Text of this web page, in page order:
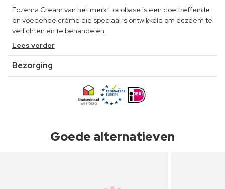
Eczema Cream van het merk Locobase is een doeltreffende
en voedende crème die speciaal is ontwikkeld om eczeem te
verlichten en te behandelen.
Lees verder
Bezorging
Goede alternatieven